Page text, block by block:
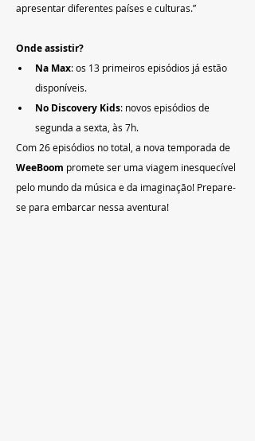
apresentar diferentes países e culturas.”
Onde assistir?
Na Max: os 13 primeiros episódios já estão
disponíveis.
No Discovery Kids: novos episódios de
segunda a sexta, às 7h.
Com 26 episódios no total, a nova temporada de
WeeBoom promete ser uma viagem inesquecível
pelo mundo da música e da imaginação! Prepare-
se para embarcar nessa aventura!